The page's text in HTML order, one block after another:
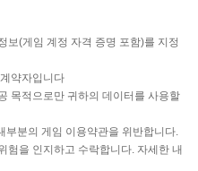
보(게임 계정 자격 증명 포함)를 지정
약자입니다
목적으로만 귀하의 데이터를 사용할
부분의 게임 이용약관을 위반합니다.
험을 인지하고 수락합니다. 자세한 내